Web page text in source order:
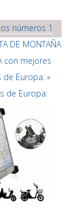
números 1
DE MONTAÑA
con mejores
Europa: »
de Europa: